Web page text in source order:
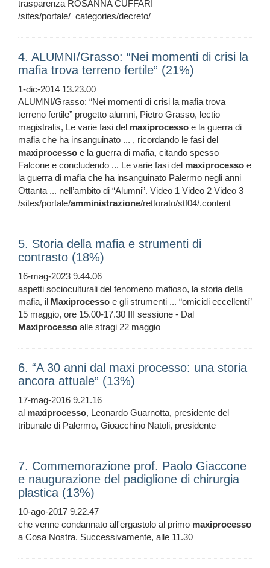
trasparenza ROSANNA CUFFARI
/sites/portale/_categories/decreto/
4. ALUMNI/Grasso: “Nei momenti di crisi la
mafia trova terreno fertile” (21%)
1-dic-2014 13.23.00
ALUMNI/Grasso: “Nei momenti di crisi la mafia trova
terreno fertile” progetto alumni, Pietro Grasso, lectio
magistralis, Le varie fasi del maxiprocesso e la guerra di
mafia che ha insanguinato ... , ricordando le fasi del
maxiprocesso e la guerra di mafia, citando spesso
Falcone e concludendo ... Le varie fasi del maxiprocesso e
la guerra di mafia che ha insanguinato Palermo negli anni
Ottanta ... nell’ambito di “Alumni”. Video 1 Video 2 Video 3
/sites/portale/amministrazione/rettorato/stf04/.content
5. Storia della mafia e strumenti di
contrasto (18%)
16-mag-2023 9.44.06
aspetti socioculturali del fenomeno mafioso, la storia della
mafia, il Maxiprocesso e gli strumenti ... “omicidi eccellenti”
15 maggio, ore 15.00-17.30 III sessione - Dal
Maxiprocesso alle stragi 22 maggio
6. “A 30 anni dal maxi processo: una storia
ancora attuale” (13%)
17-mag-2016 9.21.16
al maxiprocesso, Leonardo Guarnotta, presidente del
tribunale di Palermo, Gioacchino Natoli, presidente
7. Commemorazione prof. Paolo Giaccone
e naugurazione del padiglione di chirurgia
plastica (13%)
10-ago-2017 9.22.47
che venne condannato all'ergastolo al primo maxiprocesso
a Cosa Nostra. Successivamente, alle 11.30